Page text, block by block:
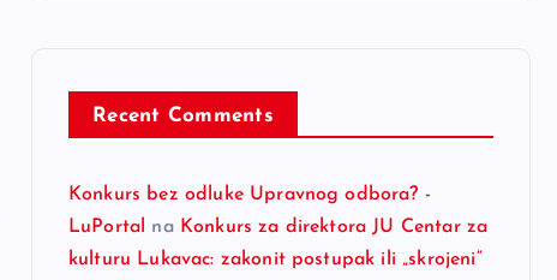
Recent Comments
Konkurs bez odluke Upravnog odbora? -
LuPortal
na Konkurs za direktora JU Centar za
kulturu Lukavac: zakonit postupak ili „skrojeni“